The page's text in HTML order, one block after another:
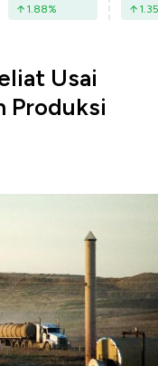
1.88% 1.35
Usai
Produksi